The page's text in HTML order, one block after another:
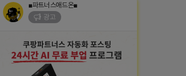
■파트너스애드온■
광고